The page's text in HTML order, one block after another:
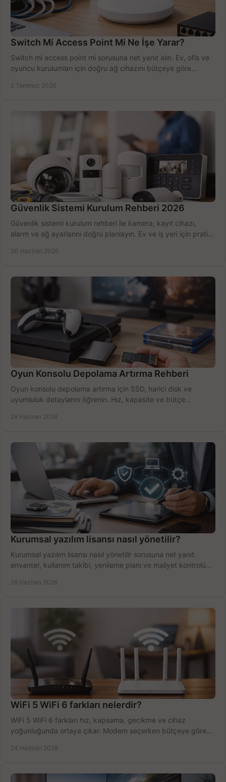
Switch Mi Access Point Mi Ne İşe Yarar?
Switch mi access point mi sorusuna net yanıt alın. Ev, ofis ve
oyuncu kurulumları için doğru ağ cihazını bütçeye göre
2 Temmuz 2026
Güvenlik Sistemi Kurulum Rehberi 2026
Güvenlik sistemi kurulum rehberi ile kamera, kayıt cihazı,
alarm ve ağ ayarlarını doğru planlayın. Ev ve iş yeri için pratik
30 Haziran 2026
Oyun Konsolu Depolama Artırma Rehberi
Oyun konsolu depolama artırma için SSD, harici disk ve
uyumluluk detaylarını öğrenin. Hız, kapasite ve bütçe
28 Haziran 2026
Kurumsal yazılım lisansı nasıl yönetilir?
Kurumsal yazılım lisansı nasıl yönetilir sorusuna net yanıt:
envanter, kullanım takibi, yenileme planı ve maliyet kontrolü
26 Haziran 2026
WiFi 5 WiFi 6 farkları nelerdir?
WiFi 5 WiFi 6 farkları hız, kapsama, gecikme ve cihaz
yoğunluğunda ortaya çıkar. Modem seçerken bütçeye göre
24 Haziran 2026